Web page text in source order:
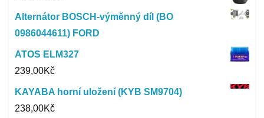
Alternátor BOSCH-výměnný díl (BO
0986044611) FORD
ATOS ELM327
239,00Kč
KAYABA horní uložení (KYB SM9704)
238,00Kč